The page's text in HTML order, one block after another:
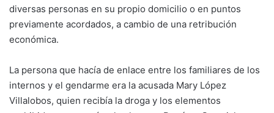
diversas personas en su propio domicilio o en puntos
previamente acordados, a cambio de una retribución
económica.
La persona que hacía de enlace entre los familiares de los
internos y el gendarme era la acusada Mary López
Villalobos, quien recibía la droga y los elementos